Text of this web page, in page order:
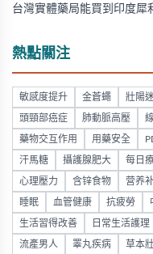
台灣實體藥局能買到印度犀
熱點關注
敏感度提升 金蒼蠅 壯陽
頭頸部癌症 肺動脈高壓
藥物交互作用 用藥安全
汗馬糖 攝護腺肥大 每日
心理壓力 含锌食物 营养
睡眠 血管健康 抗疲勞
生活習得改善 日常生活護理
流產男人 睪丸疾病 草本